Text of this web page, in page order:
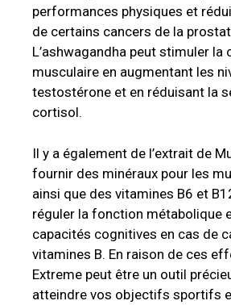
performances physiques et
de certains cancers de la
L’ashwagandha peut stimuler la
musculaire en augmentant les
testostérone et en réduisant la
cortisol.
Il y a également de l’extrait de
fournir des minéraux pour les
ainsi que des vitamines B6 et
réguler la fonction métabolique
capacités cognitives en cas de
vitamines B. En raison de ces
Extreme peut être un outil
atteindre vos objectifs sportifs